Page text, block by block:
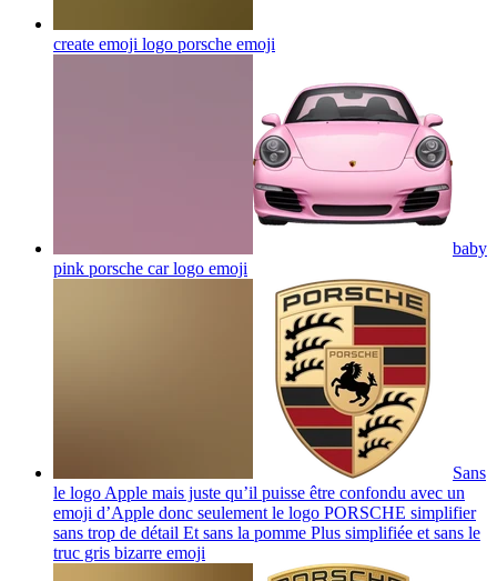
create emoji logo porsche emoji
baby
pink porsche car logo emoji
Sans
le logo Apple mais juste qu’il puisse être confondu avec un
emoji d’Apple donc seulement le logo PORSCHE simplifier
sans trop de détail Et sans la pomme Plus simplifiée et sans le
truc gris bizarre emoji